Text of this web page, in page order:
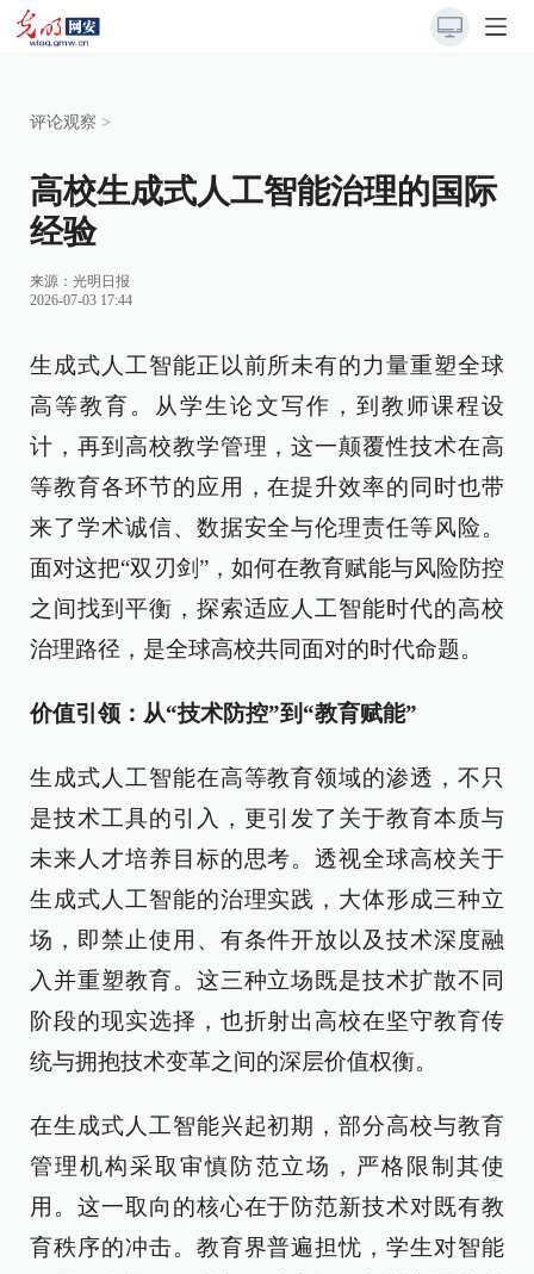
评论观察 >
高校生成式人工智能治理的国际
经验
来源： 光明日报
2026-07-03 17:44
生成式人工智能正以前所未有的力量重塑全球
高等教育。从学生论文写作，到教师课程设
计，再到高校教学管理，这一颠覆性技术在高
等教育各环节的应用，在提升效率的同时也带
来了学术诚信、数据安全与伦理责任等风险。
面对这把“双刃剑”，如何在教育赋能与风险防控
之间找到平衡，探索适应人工智能时代的高校
治理路径，是全球高校共同面对的时代命题。
价值引领：从“技术防控”到“教育赋能”
生成式人工智能在高等教育领域的渗透，不只
是技术工具的引入，更引发了关于教育本质与
未来人才培养目标的思考。透视全球高校关于
生成式人工智能的治理实践，大体形成三种立
场，即禁止使用、有条件开放以及技术深度融
入并重塑教育。这三种立场既是技术扩散不同
阶段的现实选择，也折射出高校在坚守教育传
统与拥抱技术变革之间的深层价值权衡。
在生成式人工智能兴起初期，部分高校与教育
管理机构采取审慎防范立场，严格限制其使
用。这一取向的核心在于防范新技术对既有教
育秩序的冲击。教育界普遍担忧，学生对智能